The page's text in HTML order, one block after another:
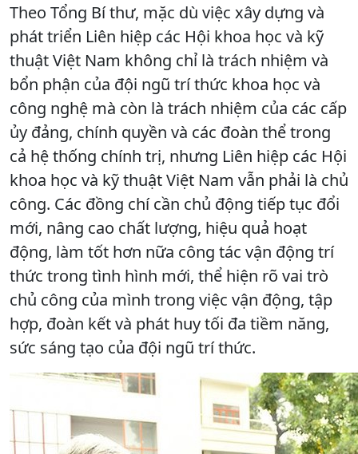
Theo Tổng Bí thư, mặc dù việc xây dựng và
phát triển Liên hiệp các Hội khoa học và kỹ
thuật Việt Nam không chỉ là trách nhiệm và
bổn phận của đội ngũ trí thức khoa học và
công nghệ mà còn là trách nhiệm của các cấp
ủy đảng, chính quyền và các đoàn thể trong
cả hệ thống chính trị, nhưng Liên hiệp các Hội
khoa học và kỹ thuật Việt Nam vẫn phải là chủ
công. Các đồng chí cần chủ động tiếp tục đổi
mới, nâng cao chất lượng, hiệu quả hoạt
động, làm tốt hơn nữa công tác vận động trí
thức trong tình hình mới, thể hiện rõ vai trò
chủ công của mình trong việc vận động, tập
hợp, đoàn kết và phát huy tối đa tiềm năng,
sức sáng tạo của đội ngũ trí thức.